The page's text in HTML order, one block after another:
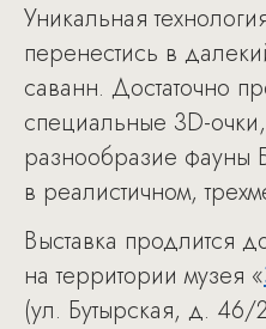
Уникальная
перенестись в
саванн. Достаточно
специальные 3D-
разнообразие фауны
в реалистичном,
Выставка продлится
на территории музея «
(ул. Бутырская, д. 46/